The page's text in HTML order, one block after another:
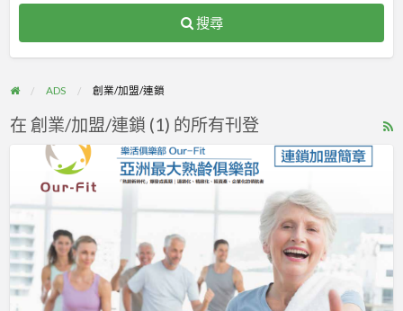
搜尋
ADS 創業/加盟/連鎖
在 創業/加盟/連鎖 (1) 的所有刊登
最
大
熟
齡
俱